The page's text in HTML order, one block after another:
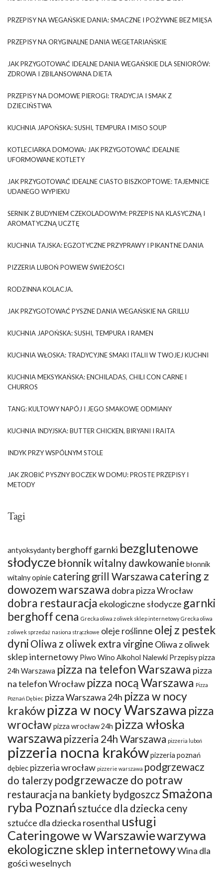
PRZEPISY NA WEGAŃSKIE DANIA: SMACZNE I POŻYWNE BEZ MIĘSA
PRZEPISY NA ORYGINALNE DANIA WEGETARIAŃSKIE
JAK PRZYGOTOWAĆ IDEALNE DANIA WEGAŃSKIE DLA SENIORÓW:
ZDROWA I ZBILANSOWANA DIETA
PRZEPISY NA DOMOWE PIEROGI: TRADYCJA I SMAK Z
DZIECIŃSTWA
KUCHNIA JAPOŃSKA: SUSHI, TEMPURA I MISO SOUP
KOTLECIARKA DOMOWA: JAK PRZYGOTOWAĆ IDEALNIE
UFORMOWANE KOTLETY
JAK PRZYGOTOWAĆ IDEALNE CIASTO BISZKOPTOWE: TAJEMNICE
UDANEGO WYPIEKU
SERNIK Z BUDYNIEM CZEKOLADOWYM: PRZEPIS NA KLASYCZNĄ I
AROMATYCZNĄ UCZTĘ
KUCHNIA TAJSKA: EGZOTYCZNE PRZYPRAWY I PIKANTNE DANIA
PIZZERIA LUBOŃ POWIEW ŚWIEŻOŚCI
RODZINNA KOLACJA.
JAK PRZYGOTOWAĆ PYSZNE DANIA WEGAŃSKIE NA GRILLU
KUCHNIA JAPOŃSKA: SUSHI, TEMPURA I RAMEN
KUCHNIA WŁOSKA: TRADYCYJNE SMAKI ITALII W TWOJEJ KUCHNI
KUCHNIA MEKSYKAŃSKA: ENCHILADAS, CHILI CON CARNE I
CHURROS
TANG: KULTOWY NAPÓJ I JEGO SMAKOWE ODMIANY
KUCHNIA INDYJSKA: BUTTER CHICKEN, BIRYANI I RAITA
INDYK PRZY WSPÓLNYM STOLE
JAK ZROBIĆ PYSZNY BOCZEK W DOMU: PROSTE PRZEPISY I
METODY
Tagi
antyoksydanty berghoff garnki bezglutenowe
słodycze błonnik witalny dawkowanie błonnik
witalny opinie catering grill Warszawa catering z
dowozem warszawa dobra pizza Wrocław
dobra restauracja ekologiczne słodycze garnki
berghoff cena Grecka oliwa z oliwek sklep internetowy Grecka oliwa
z oliwek sprzedaż nasiona strączkowe oleje roślinne olej z pestek
dyni Oliwa z oliwek extra virgine Oliwa z oliwek
sklep internetowy Piwo Wino Alkohol Nalewki Przepisypizza
24h Warszawa pizza na telefon Warszawa pizza
na telefon Wrocław pizza nocą Warszawa Pizza
Poznań Dębiec pizza Warszawa 24h pizza w nocy
krakówpizza w nocy Warszawa pizza
wrocławpizza wrocław 24h pizza włoska
warszawa pizzeria 24h Warszawa pizzeria luboń
pizzeria nocna krakówpizzeria poznań
dębiec pizzeria wrocław pizzerie warszawa podgrzewacz
do talerzy podgrzewacze do potraw
restauracja na bankiety bydgoszcz Smażona
ryba Poznań sztućce dla dziecka ceny
sztućce dla dziecka rosenthal usługi
Cateringowe w Warszawiewarzywa
ekologiczne sklep internetowyWina dla
gości weselnych